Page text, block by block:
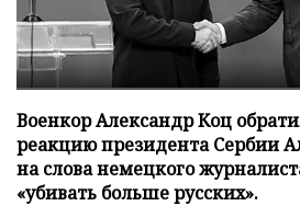
Военкор Александр Коц
реакцию президента Сербии
на слова немецкого
«убивать больше русских».